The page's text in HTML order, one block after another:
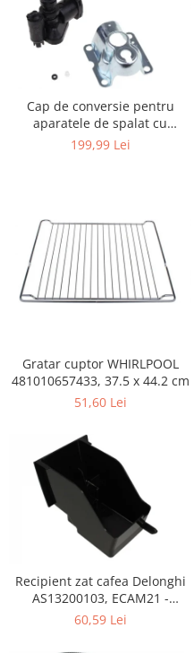
Igiena si ingrijire
Jucarii si Jocuri
Maternitate
Petshop
Accesorii animale de companie
Acvaristica
Castroane si adapatori animale
companie
Zgarzi, lese si hamuri
PC, Periferice & Software
Componente PC
Consumabile
Periferice PC
Retelistica & Supraveghere
Telecomenzi garaj
Sport & Activitati in aer liber
Accesorii antrenament
Accesorii Fitness
Accesorii sportive
Camping
Cap de conversie pentru
aparatele de spalat cu
presiune KARCHER K
199,99 Lei
Gratar cuptor WHIRLPOOL
481010657433, 37.5 x 44.2 cm
51,60 Lei
Recipient zat cafea Delonghi
AS13200103, ECAM21 -
ECAM25
60,59 Lei